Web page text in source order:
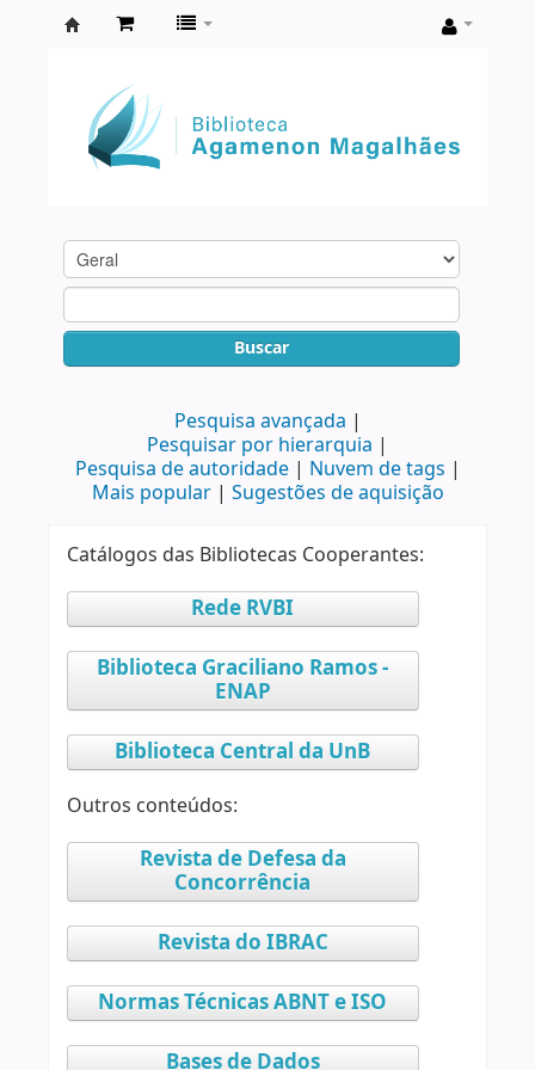
Agamenon
Magalhães
Buscar
Pesquisa avançada
Pesquisar por hierarquia
Pesquisa de autoridade
Nuvem de tags
Mais popular
Sugestões de aquisição
Catálogos das Bibliotecas Cooperantes:
Rede RVBI
Biblioteca Graciliano Ramos -
ENAP
Biblioteca Central da UnB
Outros conteúdos:
Revista de Defesa da
Concorrência
Revista do IBRAC
Normas Técnicas ABNT e ISO
Bases de Dados